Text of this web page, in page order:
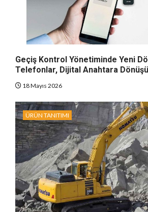
Geçiş Kontrol Yönetiminde Yeni
Telefonlar, Dijital Anahtara
18 Mayıs 2026
ÜRÜN TANITIMI